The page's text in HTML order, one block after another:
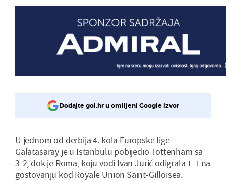
Dodajte gol.hr u omiljeni Google izvor
U jednom od derbija 4. kola Europske lige
Galatasaray je u Istanbulu pobijedio Tottenham sa
3-2, dok je Roma, koju vodi Ivan Jurić odigrala 1-1 na
gostovanju kod Royale Union Saint-Gilloisea.